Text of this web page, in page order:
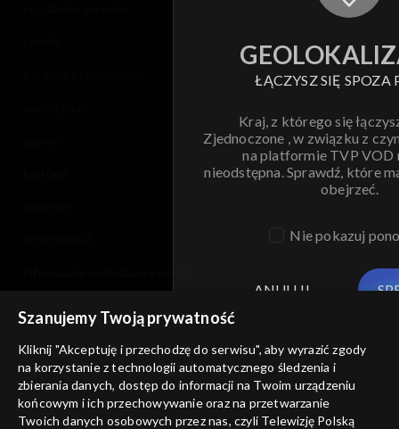
ŁĄCZYSZ SIĘ SPOZA
Kraj, z którego się
Zjednoczone , w związku z
na platformie TVP VOD
nieodstępna. Sprawdź, które
obejrzeć.
Nie pokazuj
ANULUJ
Szanujemy Twoją prywatność
Kliknij "Akceptuję i przechodzę do serwisu", aby wyrazić zgody
na korzystanie z technologii automatycznego śledzenia i
zbierania danych, dostęp do informacji na Twoim urządzeniu
końcowym i ich przechowywanie oraz na przetwarzanie
Twoich danych osobowych przez nas, czyli Telewizję Polską